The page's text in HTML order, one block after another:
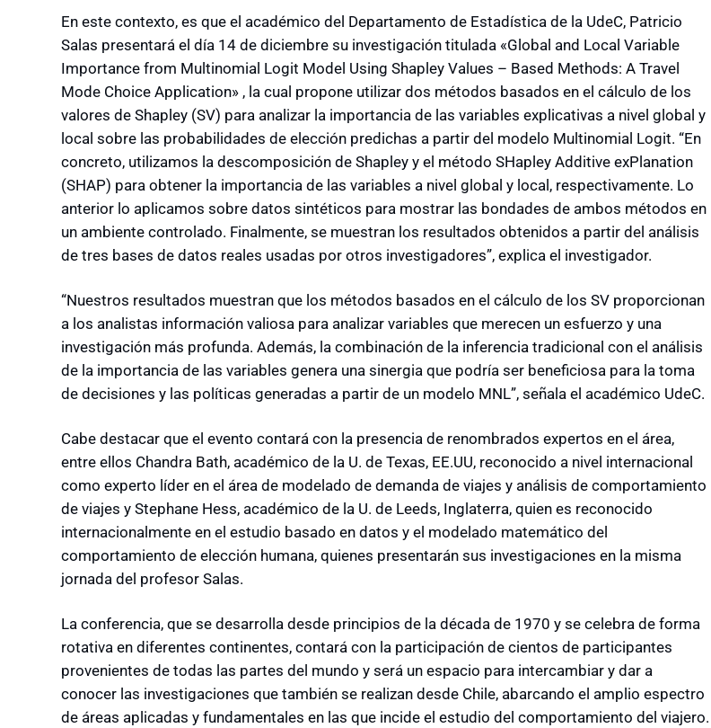
En este contexto, es que el académico del Departamento de Estadística de la UdeC, Patricio
Salas presentará el día 14 de diciembre su investigación titulada «Global and Local Variable
Importance from Multinomial Logit Model Using Shapley Values – Based Methods: A Travel
Mode Choice Application» , la cual propone utilizar dos métodos basados en el cálculo de los
valores de Shapley (SV) para analizar la importancia de las variables explicativas a nivel global y
local sobre las probabilidades de elección predichas a partir del modelo Multinomial Logit. “En
concreto, utilizamos la descomposición de Shapley y el método SHapley Additive exPlanation
(SHAP) para obtener la importancia de las variables a nivel global y local, respectivamente. Lo
anterior lo aplicamos sobre datos sintéticos para mostrar las bondades de ambos métodos en
un ambiente controlado. Finalmente, se muestran los resultados obtenidos a partir del análisis
de tres bases de datos reales usadas por otros investigadores”, explica el investigador.
“Nuestros resultados muestran que los métodos basados en el cálculo de los SV proporcionan
a los analistas información valiosa para analizar variables que merecen un esfuerzo y una
investigación más profunda. Además, la combinación de la inferencia tradicional con el análisis
de la importancia de las variables genera una sinergia que podría ser beneficiosa para la toma
de decisiones y las políticas generadas a partir de un modelo MNL”, señala el académico UdeC.
Cabe destacar que el evento contará con la presencia de renombrados expertos en el área,
entre ellos Chandra Bath, académico de la U. de Texas, EE.UU, reconocido a nivel internacional
como experto líder en el área de modelado de demanda de viajes y análisis de comportamiento
de viajes y Stephane Hess, académico de la U. de Leeds, Inglaterra, quien es reconocido
internacionalmente en el estudio basado en datos y el modelado matemático del
comportamiento de elección humana, quienes presentarán sus investigaciones en la misma
jornada del profesor Salas.
La conferencia, que se desarrolla desde principios de la década de 1970 y se celebra de forma
rotativa en diferentes continentes, contará con la participación de cientos de participantes
provenientes de todas las partes del mundo y será un espacio para intercambiar y dar a
conocer las investigaciones que también se realizan desde Chile, abarcando el amplio espectro
de áreas aplicadas y fundamentales en las que incide el estudio del comportamiento del viajero.